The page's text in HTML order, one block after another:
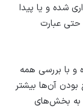
شده و یا پیدا
عبارت
و با بررسی همه
آن‌ها بیشتر
به بخش‌های